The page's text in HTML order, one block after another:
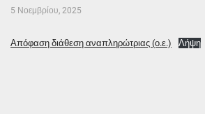
5 Νοεμβρίου, 2025
Απόφαση διάθεση αναπληρώτριας (ο.ε.) Λήψη